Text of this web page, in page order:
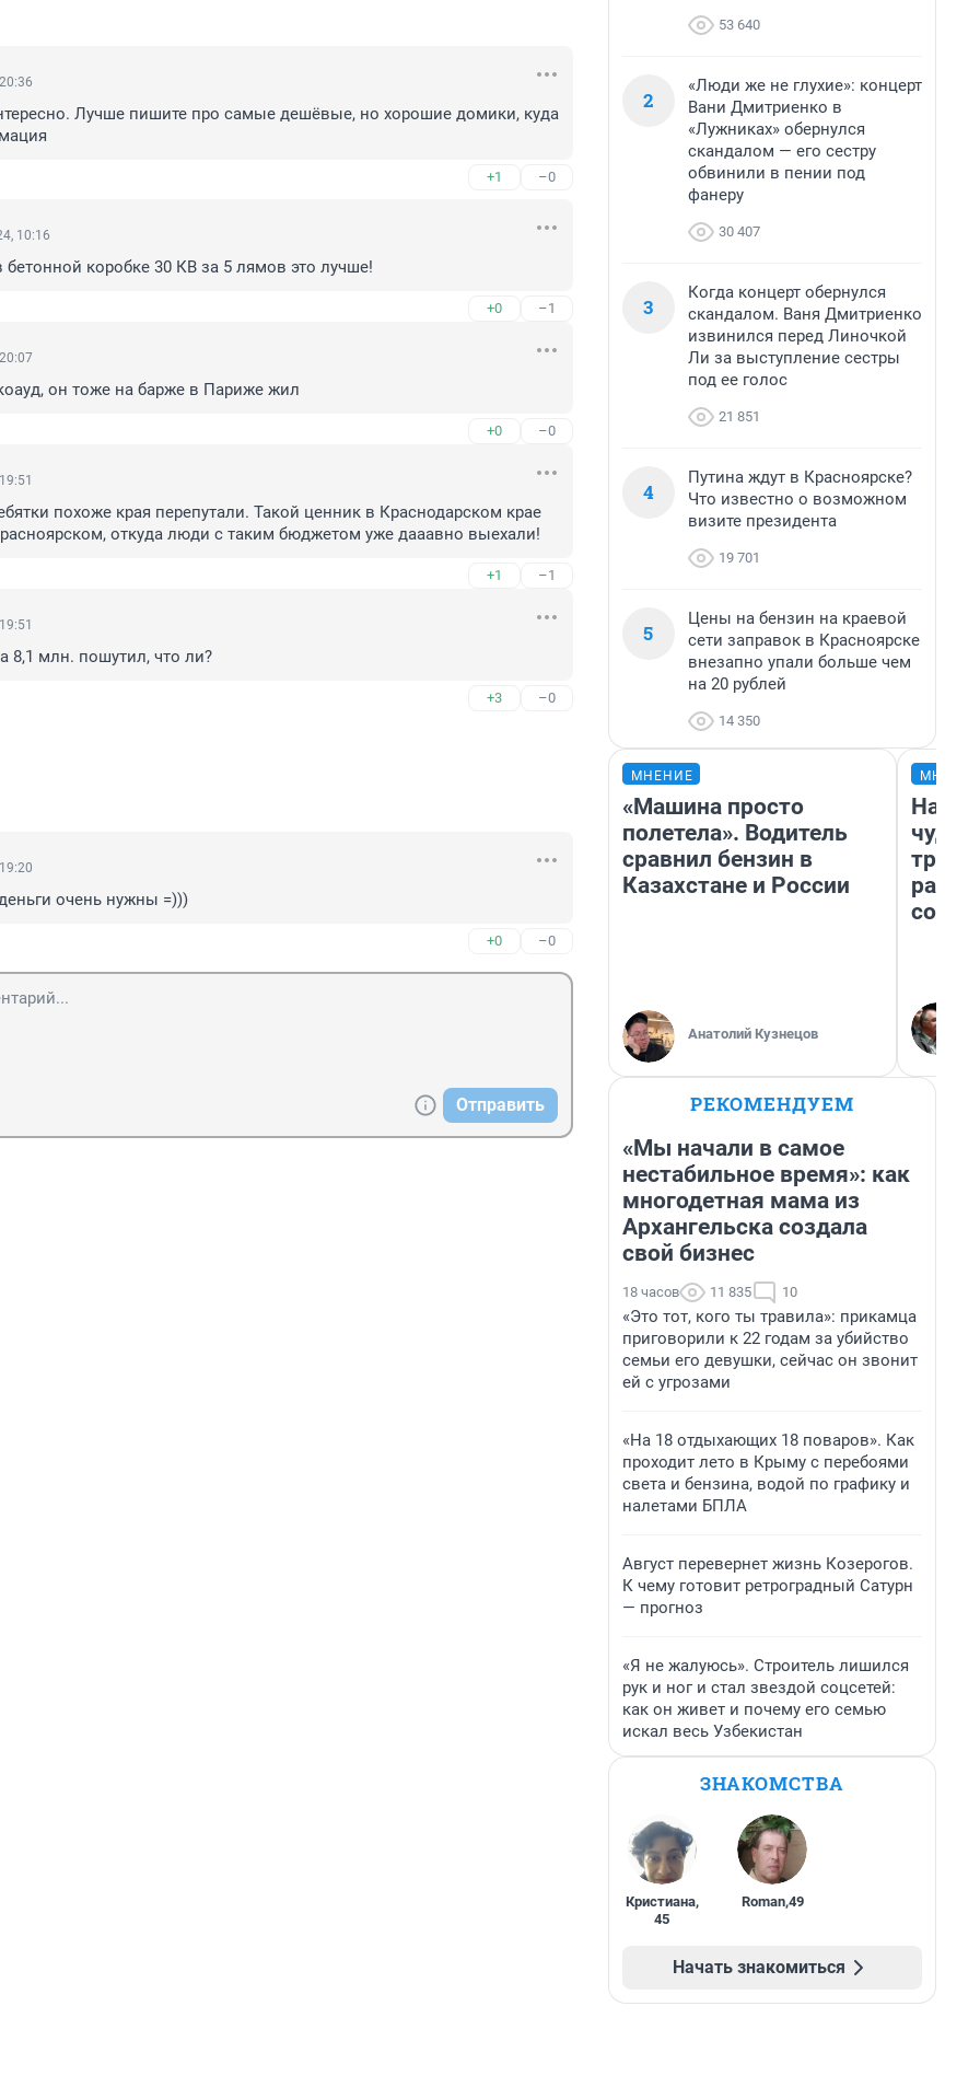
Лучше пишите про самые дешёвые, но хорошие домики, куда
+1 –0
10:16
бетонной коробке 30 КВ за 5 лямов это лучше!
+0 –1
он тоже на барже в Париже жил
+0 –0
похоже края перепутали. Такой ценник в Краснодарском крае
откуда люди с таким бюджетом уже дааавно выехали!
+1 –1
8,1 млн. пошутил, что ли?
+3 –0
очень нужны =)))
+0 –0
Отправить
53 640
2
«Люди же не глухие»: концерт
Вани Дмитриенко в
«Лужниках» обернулся
скандалом — его сестру
обвинили в пении под
фанеру
30 407
3
Когда концерт обернулся
скандалом. Ваня Дмитриенко
извинился перед Линочкой
Ли за выступление сестры
под ее голос
21 851
4
Путина ждут в Красноярске?
Что известно о возможном
визите президента
19 701
5
Цены на бензин на краевой
сети заправок в Красноярске
внезапно упали больше чем
на 20 рублей
14 350
МНЕНИЕ
«Машина просто
полетела». Водитель
сравнил бензин в
Казахстане и России
Анатолий Кузнецов
РЕКОМЕНДУЕМ
«Мы начали в самое
нестабильное время»: как
многодетная мама из
Архангельска создала
свой бизнес
18 часов 11 835 10
«Это тот, кого ты травила»: прикамца
приговорили к 22 годам за убийство
семьи его девушки, сейчас он звонит
ей с угрозами
«На 18 отдыхающих 18 поваров». Как
проходит лето в Крыму с перебоями
света и бензина, водой по графику и
налетами БПЛА
Август перевернет жизнь Козерогов.
К чему готовит ретроградный Сатурн
— прогноз
«Я не жалуюсь». Строитель лишился
рук и ног и стал звездой соцсетей:
как он живет и почему его семью
искал весь Узбекистан
ЗНАКОМСТВА
Кристиана,
45
Roman,49
Начать знакомиться